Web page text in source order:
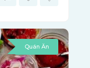
Quán Ăn